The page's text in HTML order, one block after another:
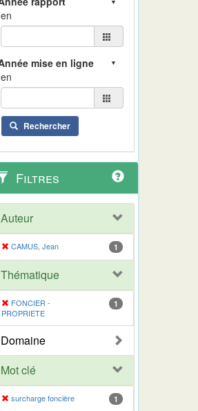
en
en
Rechercher
Filtres
Auteur
CAMUS, Jean 1
Thématique
FONCIER -
PROPRIETE
1
Domaine
Mot clé
surcharge foncière 1